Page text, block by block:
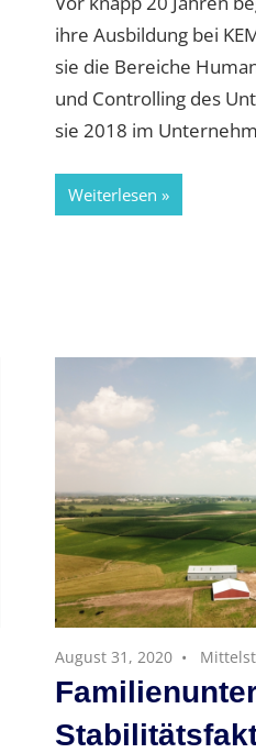
ihre Ausbildung bei
sie die Bereiche
und Controlling des
sie 2018 im
Weiterlesen
August 31, 2020